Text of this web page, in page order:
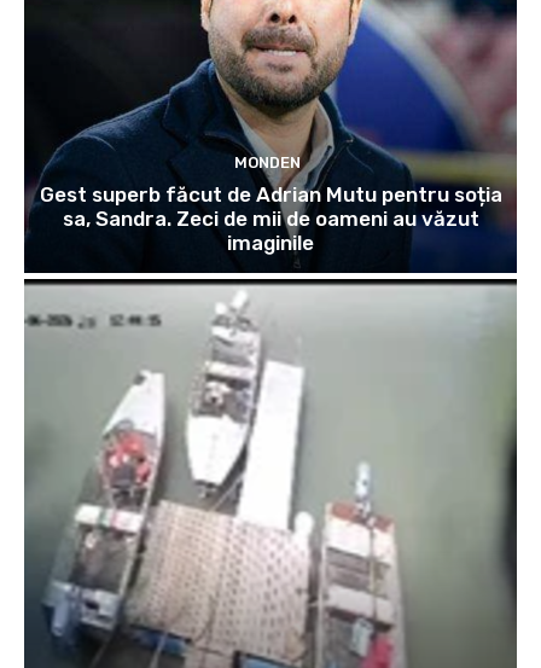
MONDEN
Gest superb făcut de Adrian Mutu pentru soția
sa, Sandra. Zeci de mii de oameni au văzut
imaginile